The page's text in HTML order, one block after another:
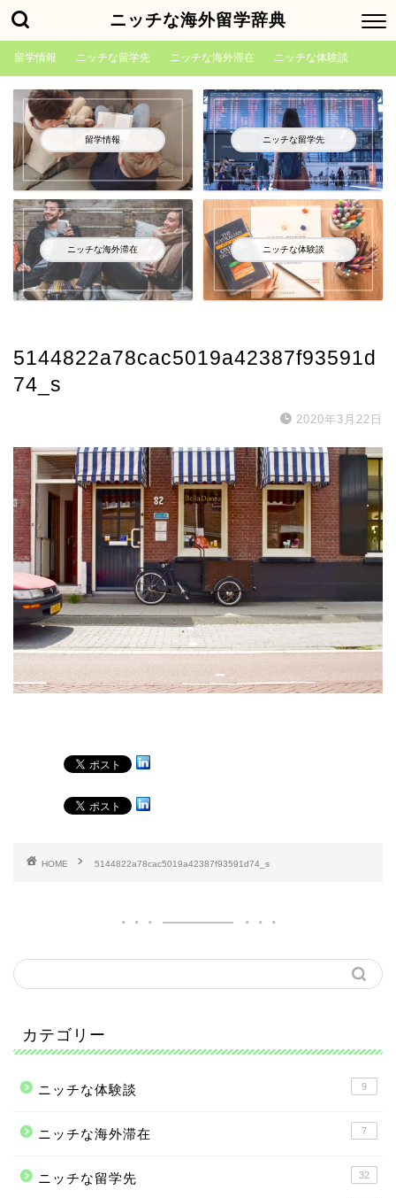
ニッチな海外留学辞典
留学情報 ニッチな留学先 ニッチな海外滞在 ニッチな体験談
留学情報 ニッチな留学先
ニッチな海外滞在 ニッチな体験談
5144822a78cac5019a42387f93591d
74_s
2020年3月22日
HOME 5144822a78cac5019a42387f93591d74_s
カテゴリー
ニッチな体験談 9
ニッチな海外滞在 7
ニッチな留学先 32